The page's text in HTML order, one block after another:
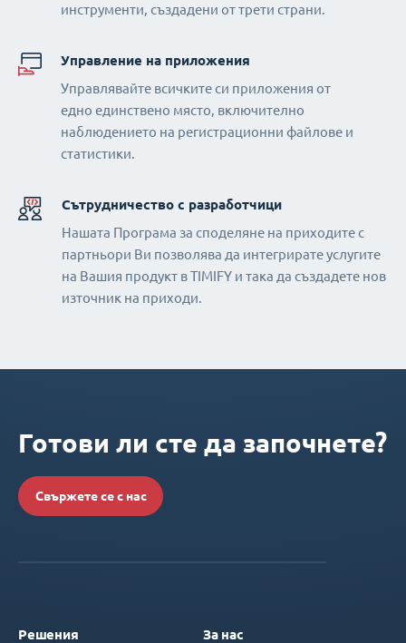
инструменти, създадени от трети страни.
Управление на приложения
Управлявайте всичките си приложения от
едно единствено място, включително
наблюдението на регистрационни файлове и
статистики.
Сътрудничество с разработчици
Нашата Програма за споделяне на приходите с
партньори Ви позволява да интегрирате услугите
на Вашия продукт в TIMIFY и така да създадете нов
източник на приходи.
Готови ли сте да започнете?
Свържете се с нас
Решения За нас